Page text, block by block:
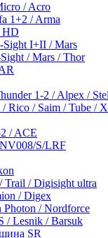
/ Acro
1+2 / Arma
HD
I+II / Mars
/ Mars / Thor
1-2 / Alpex /
Rico / Saim / Tube /
/ ACE
S/LRF
Trail / Digisight ultra
/ Digex
Photon / Nordforce
/ Lesnik / Barsuk
SR